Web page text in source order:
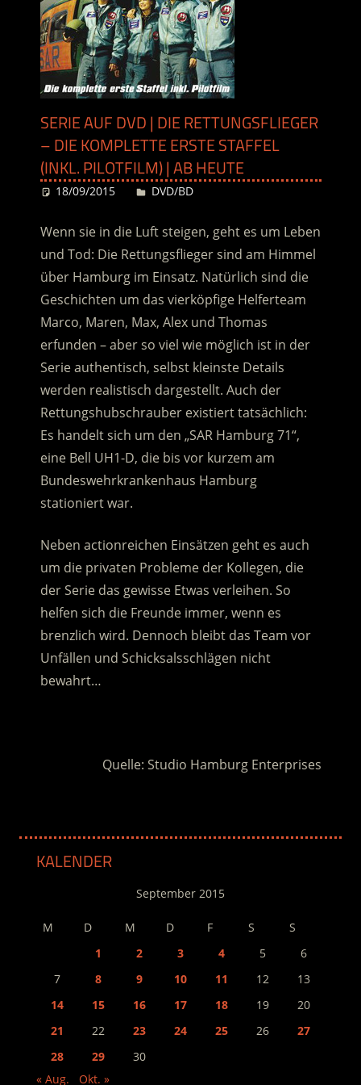
SERIE AUF DVD | DIE RETTUNGSFLIEGER
– DIE KOMPLETTE ERSTE STAFFEL
(INKL. PILOTFILM) | AB HEUTE
18/09/2015 Desiree
DVD/BD
Wenn sie in die Luft steigen, geht es um Leben
und Tod: Die Rettungsflieger sind am Himmel
über Hamburg im Einsatz. Natürlich sind die
Geschichten um das vierköpfige Helferteam
Marco, Maren, Max, Alex und Thomas
erfunden – aber so viel wie möglich ist in der
Serie authentisch, selbst kleinste Details
werden realistisch dargestellt. Auch der
Rettungshubschrauber existiert tatsächlich:
Es handelt sich um den „SAR Hamburg 71“,
eine Bell UH1-D, die bis vor kurzem am
Bundeswehrkrankenhaus Hamburg
stationiert war.
Neben actionreichen Einsätzen geht es auch
um die privaten Probleme der Kollegen, die
der Serie das gewisse Etwas verleihen. So
helfen sich die Freunde immer, wenn es
brenzlich wird. Dennoch bleibt das Team vor
Unfällen und Schicksalsschlägen nicht
bewahrt…
Quelle: Studio Hamburg Enterprises
KALENDER
September 2015
M D M D F S
S
1
2 3 4 5
6
7
8 9 10 11 12
13
14
15 16 17 18 19
20
21
22 23 24 25 26
27
28
29
30
« Aug.
Okt. »